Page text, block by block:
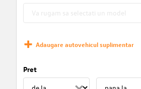
Adaugare autovehicul suplimentar
Pret